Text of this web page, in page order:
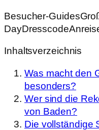
Besucher-Guides
DayDresscode
Inhaltsverzeichnis
Was macht den
besonders?
Wer sind die
von Baden?
Die vollständige